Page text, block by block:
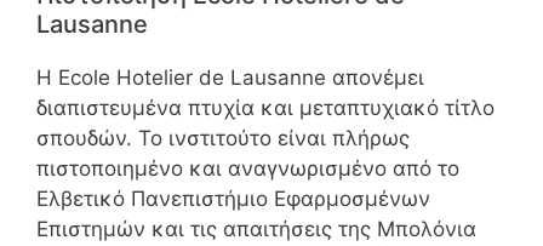
Lausanne
Η Ecole Hotelier de Lausanne απονέμει
διαπιστευμένα πτυχία και μεταπτυχιακό τίτλο
σπουδών. Το ινστιτούτο είναι πλήρως
πιστοποιημένο και αναγνωρισμένο από το
Ελβετικό Πανεπιστήμιο Εφαρμοσμένων
Επιστημών και τις απαιτήσεις της Μπολόνια